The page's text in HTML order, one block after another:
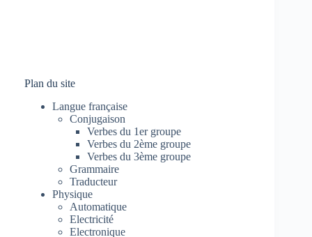
Plan du site
Langue française
Conjugaison
Verbes du 1er groupe
Verbes du 2ème groupe
Verbes du 3ème groupe
Grammaire
Traducteur
Physique
Automatique
Electricité
Electronique